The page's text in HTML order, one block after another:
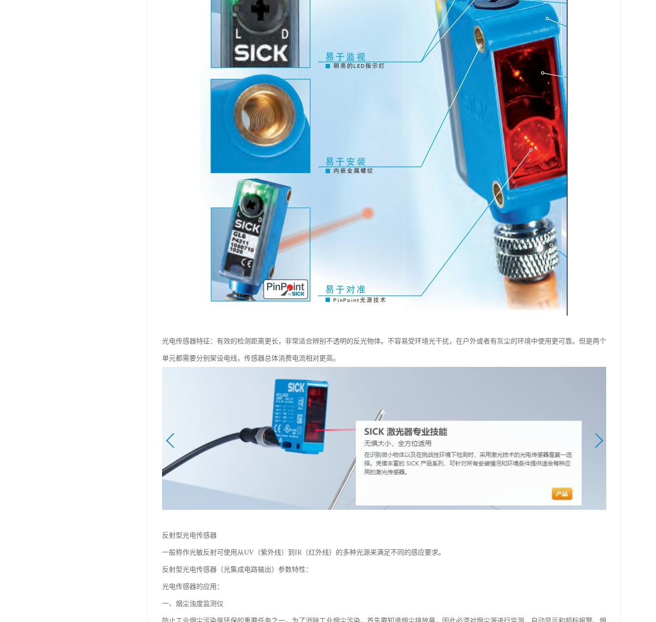
光电传感器特征：有效的检测距离更长，非常适合辨别不透明的反光物体。不容易受环境光干扰，在户外或者有灰尘的环境中使用更可靠。但是两个
单元都需要分别架设电线，传感器总体消费电流相对更高。
反射型光电传感器
一般称作光敏反射可使用从UV（紫外线）到IR（红外线）的多种光源来满足不同的感应要求。
反射型光电传感器（光集成电路输出）参数特性：
光电传感器的应用：
一、烟尘浊度监测仪
防止工业烟尘污染是环保的重要任务之一。为了消除工业烟尘污染，首先要知道烟尘排放量，因此必须对烟尘源进行监测、自动显示和超标报警。烟